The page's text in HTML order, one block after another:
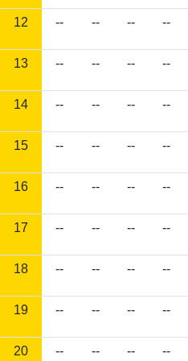
12 -- -- -- --
13 -- -- -- --
14 -- -- -- --
15 -- -- -- --
16 -- -- -- --
17 -- -- -- --
18 -- -- -- --
19 -- -- -- --
20 -- -- -- --